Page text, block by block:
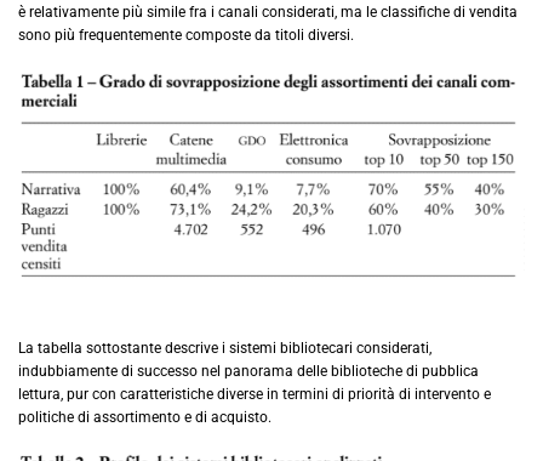
è relativamente più simile fra i canali considerati, ma le classifiche di vendita
sono più frequentemente composte da titoli diversi.
La tabella sottostante descrive i sistemi bibliotecari considerati,
indubbiamente di successo nel panorama delle biblioteche di pubblica
lettura, pur con caratteristiche diverse in termini di priorità di intervento e
politiche di assortimento e di acquisto.